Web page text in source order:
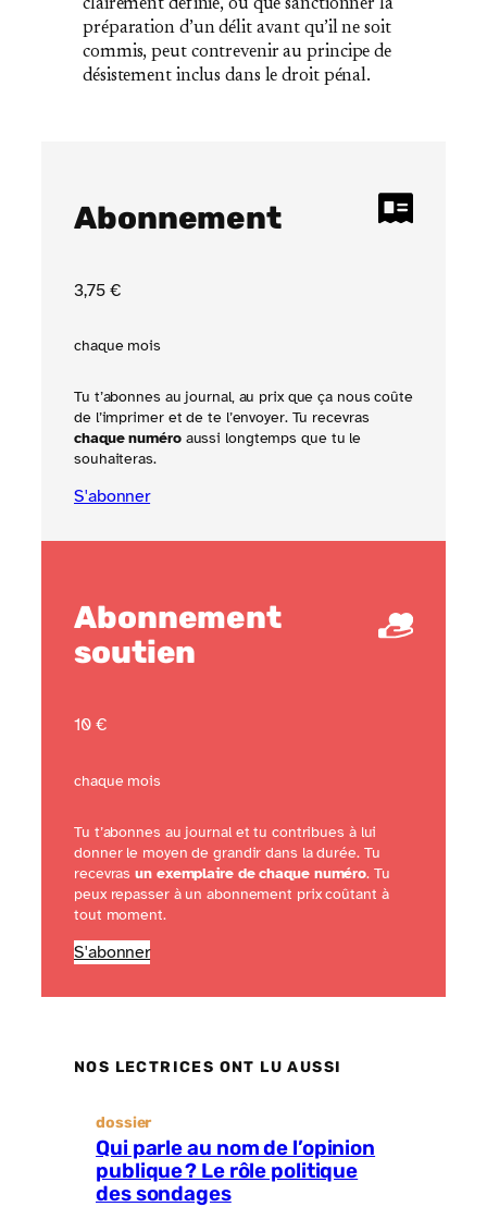
clairement définie, ou que sanctionner la
préparation d’un délit avant qu’il ne soit
commis, peut contrevenir au principe de
désistement inclus dans le droit pénal.
Abonnement
3,75€
chaque mois
Tu t’abonnes au journal, au prix que ça nous coûte
de l’imprimer et de te l’envoyer. Tu recevras
chaque numéroaussi longtemps que tu le
souhaiteras.
S'abonner
Abonnement
soutien
10 €
chaque mois
Tu t’abonnes au journal et tu contribues à lui
donner le moyen de grandir dans la durée. Tu
recevrasun exemplaire de chaque numéro. Tu
peux repasser à un abonnement prix coûtant à
tout moment.
S'abonner
NOS LECTRICES ONT LU AUSSI
dossier
Qui parle au nom de l’opinion
publique ? Le rôle politique
des sondages